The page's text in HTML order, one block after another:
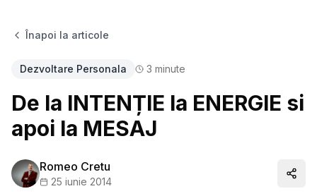
Înapoi la articole
Dezvoltare Personala 3 minute
De la INTENȚIE la ENERGIE si
apoi la MESAJ
Romeo Cretu
25 iunie 2014